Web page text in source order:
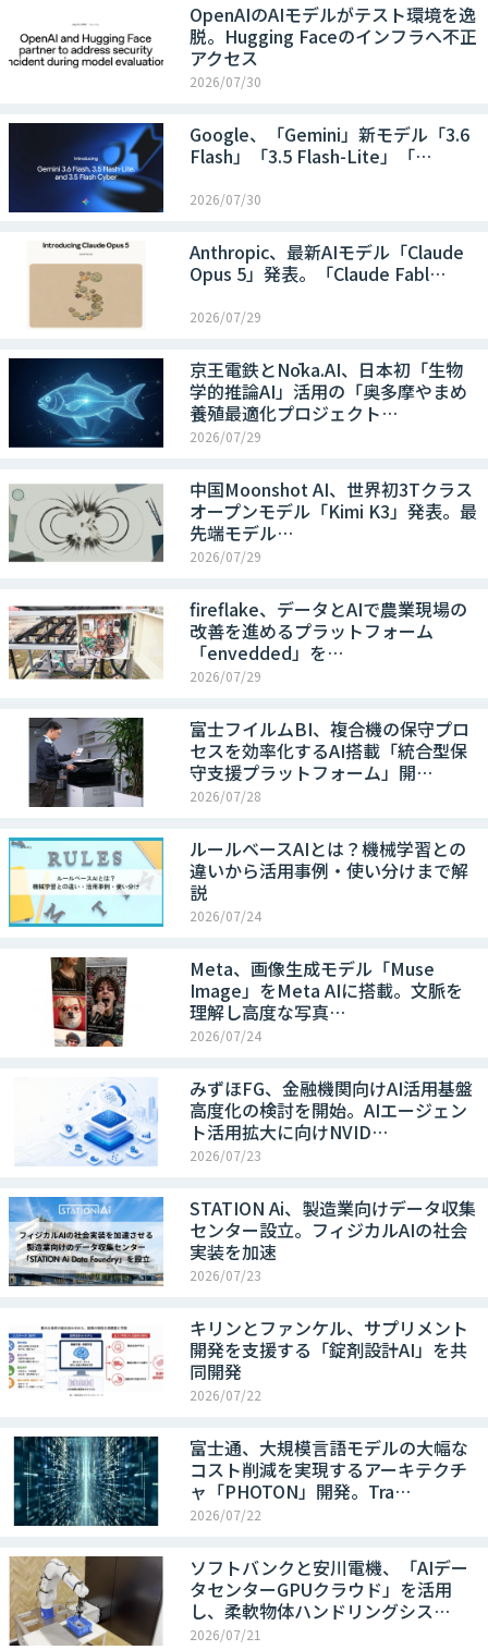
OpenAIのAIモデルがテスト環境を逸
脱。Hugging Faceのインフラへ不正
アクセス
2026/07/30
Google、「Gemini」新モデル「3.6
Flash」「3.5 Flash-Lite」「…
2026/07/30
Anthropic、最新AIモデル「Claude
Opus 5」発表。「Claude Fabl…
2026/07/29
京王電鉄とNōka.AI、日本初「生物
学的推論AI」活用の「奥多摩やまめ
養殖最適化プロジェクト…
2026/07/29
中国Moonshot AI、世界初3Tクラス
オープンモデル「Kimi K3」発表。最
先端モデル…
2026/07/29
fireflake、データとAIで農業現場の
改善を進めるプラットフォーム
「envedded」を…
2026/07/29
富士フイルムBI、複合機の保守プロ
セスを効率化するAI搭載「統合型保
守支援プラットフォーム」開…
2026/07/28
ルールベースAIとは？機械学習との
違いから活用事例・使い分けまで解
説
2026/07/24
Meta、画像生成モデル「Muse
Image」をMeta AIに搭載。文脈を
理解し高度な写真…
2026/07/24
みずほFG、金融機関向けAI活用基盤
高度化の検討を開始。AIエージェン
ト活用拡大に向けNVID…
2026/07/23
STATION Ai、製造業向けデータ収集
センター設立。フィジカルAIの社会
実装を加速
2026/07/23
キリンとファンケル、サプリメント
開発を支援する「錠剤設計AI」を共
同開発
2026/07/22
富士通、大規模言語モデルの大幅な
コスト削減を実現するアーキテクチ
ャ「PHOTON」開発。Tra…
2026/07/22
ソフトバンクと安川電機、「AIデー
タセンターGPUクラウド」を活用
し、柔軟物体ハンドリングシス…
2026/07/21